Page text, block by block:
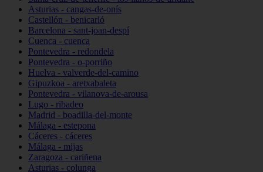
Asturias - cangas-de-onís
Castellón - benicarló
Barcelona - sant-joan-despí
Cuenca - cuenca
Pontevedra - redondela
Pontevedra - o-porriño
Huelva - valverde-del-camino
Gipuzkoa - aretxabaleta
Pontevedra - vilanova-de-arousa
Lugo - ribadeo
Madrid - boadilla-del-monte
Málaga - estepona
Cáceres - cáceres
Málaga - mijas
Zaragoza - cariñena
Asturias - colunga